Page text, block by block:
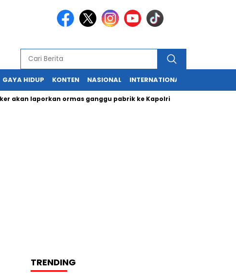
GAYA HIDUP KONTEN NASIONAL INTERNATIONAL
laporkan ormas ganggu pabrik ke Kapolri Cabup dan Cawali
TRENDING